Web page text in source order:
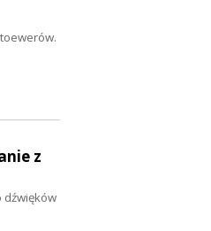
z
dźwięków